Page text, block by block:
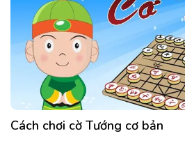
Cách chơi cờ Tướng cơ bản